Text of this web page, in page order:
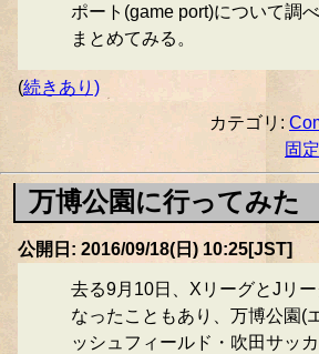
ポート(game port)について調
まとめてみる。
(続きあり)
カテゴリ:
固
万博公園に行ってみた
公開日: 2016/09/18(日) 10:25[JST]
去る9月10日、XリーグとJリ
なったこともあり、万博公園(
ッシュフィールド・吹田サッ